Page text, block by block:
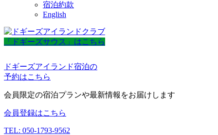
宿泊約款
English
「ドギーズサウス」はこちら
ドギーズアイランド宿泊の
予約はこちら
会員限定の宿泊プランや最新情報をお届けします
会員登録はこちら
TEL: 050-1793-9562